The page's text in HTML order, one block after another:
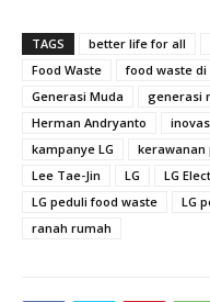
TAGS better life for all
Food Waste
food waste di
Generasi Muda
generasi
Herman Andryanto
kampanye LG
kerawanan
Lee Tae-Jin
LG LG
LG peduli food waste
LG
ranah rumah